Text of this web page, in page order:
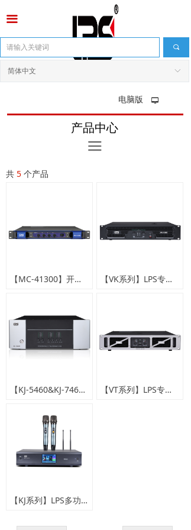
끀
끠
ꀅ
简体中文
产品中心
끀
共 5 个产品
【MC-41300】开关电源四通道专业功放 【VK系列】LPS专业KTV娱乐功放
【KJ-5460&KJ-7460】家庭影院功放 【VT系列】LPS专业冷风机大功率功放
【KJ系列】LPS多功能KTV&会议功放
电脑版 넡